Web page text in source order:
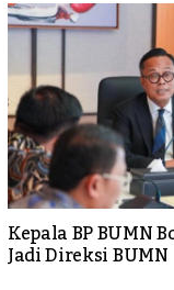
Kepala BP BUMN
Jadi Direksi BUMN